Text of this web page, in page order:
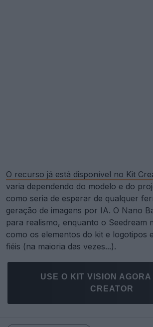
O recurso já está disponível no Kit
varia dependendo do modelo e do
como seria de esperar de qualquer
geração de imagens por IA. O Nano
para realismo, enquanto o Seedream
como os elementos do kit e logotipos
fiéis (na maioria das vezes...).
USE O KIT VISION
CREATOR